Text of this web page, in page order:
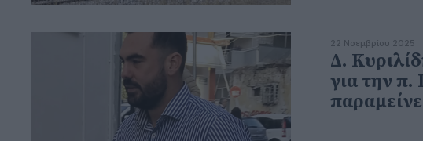
22 Νοεμβρίου 2025
Δ.
για την π.